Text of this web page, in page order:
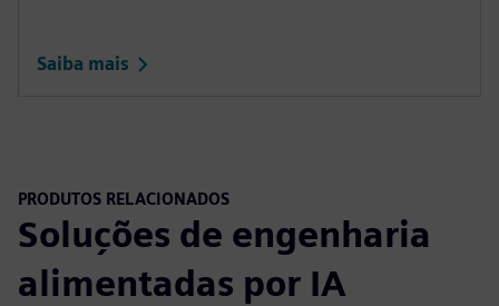
Saiba mais
PRODUTOS RELACIONADOS
Soluções de engenharia
alimentadas por IA